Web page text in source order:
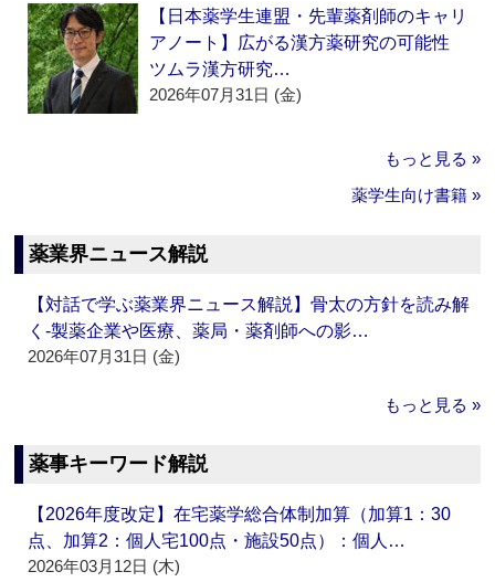
【日本薬学生連盟・先輩薬剤師のキャリ
アノート】広がる漢方薬研究の可能性
ツムラ漢方研究…
2026年07月31日 (金)
もっと見る »
薬学生向け書籍 »
薬業界ニュース解説
【対話で学ぶ薬業界ニュース解説】骨太の方針を読み解
く‐製薬企業や医療、薬局・薬剤師への影…
2026年07月31日 (金)
もっと見る »
薬事キーワード解説
【2026年度改定】在宅薬学総合体制加算（加算1：30
点、加算2：個人宅100点・施設50点）：個人…
2026年03月12日 (木)